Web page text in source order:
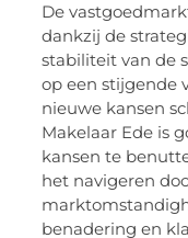
De
dankzij de
stabiliteit van de
op een stijgende
nieuwe kansen
Makelaar Ede is
kansen te
het navigeren
benadering en